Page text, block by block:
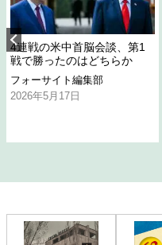
4連戦の米中首脳会談、第1
戦で勝ったのはどちらか
フォーサイト編集部
2026年5月17日